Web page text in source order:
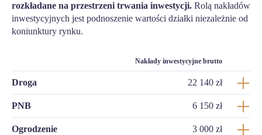
rozkładane na przestrzeni trwania inwestycji. Rolą nakładów
inwestycyjnych jest podnoszenie wartości działki niezależnie od
koniunktury rynku.
Nakłady inwestycyjne brutto
Droga 22 140 zł
PNB 6 150 zł
Ogrodzenie 3 000 zł